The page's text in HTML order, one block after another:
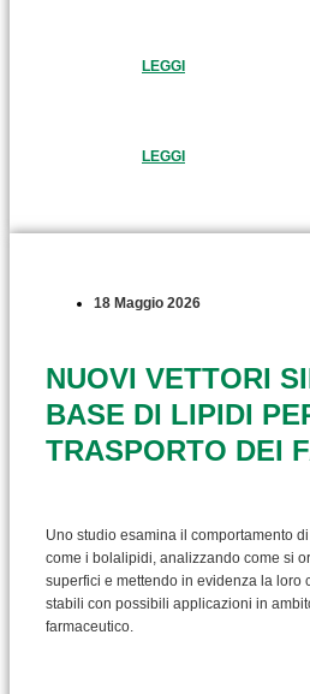
LEGGI
LEGGI
18 Maggio 2026
NUOVI VETTORI
BASE DI LIPIDI
TRASPORTO DEI
Uno studio esamina il comportamento
come i bolalipidi, analizzando come si
superfici e mettendo in evidenza la loro
stabili con possibili applicazioni in
farmaceutico.